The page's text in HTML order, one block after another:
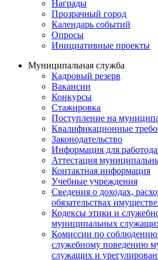
Награды
Прозрачный город
Календарь событий
Опросы
Инициативные проекты
Муниципальная служба
Кадровый резерв
Вакансии
Конкурсы
Стажировка
Поступление на
Квалификационные
Законодательство
Информация для
Аттестация
Контактная информация
Учебные учреждения
Сведения о доходах,
обязательствах
Кодексы этики и
муниципальных
Комиссии по соблюдению
служебному поведению
служащих и